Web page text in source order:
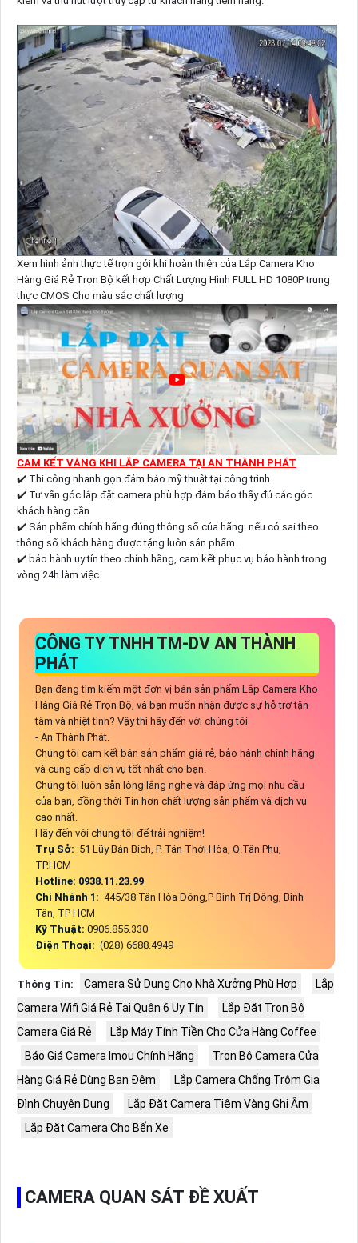
Xem hình ảnh thực tế trọn gói khi hoàn thiện của Lắp Camera Kho
Hàng Giá Rẻ Trọn Bộ kết hợp Chất Lượng Hình FULL HD 1080P trung
thực CMOS Cho màu sắc chất lượng
CAM KẾT VÀNG KHI LẮP CAMERA TẠI AN THÀNH PHÁT
✔️ Thi công nhanh gọn đảm bảo mỹ thuật tại công trình
✔️ Tư vấn góc lắp đặt camera phù hợp đảm bảo thấy đủ các góc
khách hàng cần
✔️ Sản phẩm chính hãng đúng thông số của hãng. nếu có sai theo
thông số khách hàng được tặng luôn sản phẩm.
✔️ bảo hành uy tín theo chính hãng, cam kết phục vụ bảo hành trong
vòng 24h làm việc.
CÔNG TY TNHH TM-DV AN THÀNH
PHÁT
Bạn đang tìm kiếm một đơn vị bán sản phẩm Lắp Camera Kho
Hàng Giá Rẻ Trọn Bộ, và bạn muốn nhận được sự hỗ trợ tận
tâm và nhiệt tình? Vậy thì hãy đến với chúng tôi
- An Thành Phát.
Chúng tôi cam kết bán sản phẩm giá rẻ, bảo hành chính hãng
và cung cấp dịch vụ tốt nhất cho bạn.
Chúng tôi luôn sẵn lòng lắng nghe và đáp ứng mọi nhu cầu
của bạn, đồng thời Tin hơn chất lượng sản phẩm và dịch vụ
cao nhất.
Hãy đến với chúng tôi để trải nghiệm!
Trụ Sở: 51 Lũy Bán Bích, P. Tân Thới Hòa, Q.Tân Phú,
TP.HCM
Hotline: 0938.11.23.99
Chi Nhánh 1: 445/38 Tân Hòa Đông,P Bình Trị Đông, Bình
Tân, TP HCM
Kỹ Thuật: 0906.855.330
Điện Thoại: (028) 6688.4949
Thông Tin: Camera Sử Dụng Cho Nhà Xưởng Phù Hợp
Lắp
Camera Wifi Giá Rẻ Tại Quận 6 Uy Tín
Lắp Đặt Trọn Bộ
Camera Giá Rẻ
Lắp Máy Tính Tiền Cho Cửa Hàng Coffee
Báo Giá Camera Imou Chính Hãng
Trọn Bộ Camera Cửa
Hàng Giá Rẻ Dùng Ban Đêm
Lắp Camera Chống Trộm Gia
Đình Chuyên Dụng
Lắp Đặt Camera Tiệm Vàng Ghi Âm
Lắp Đặt Camera Cho Bến Xe
CAMERA QUAN SÁT ĐỀ XUẤT